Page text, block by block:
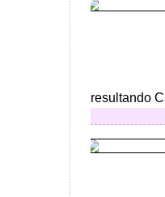
resultando